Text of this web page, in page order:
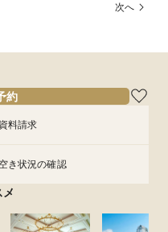
次へ
約
資料請求
空き状況の確認